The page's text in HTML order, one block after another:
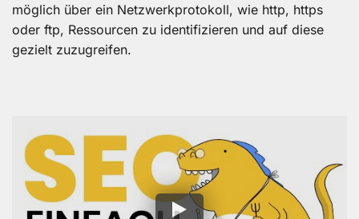
möglich über ein Netzwerkprotokoll, wie http, https
oder ftp, Ressourcen zu identifizieren und auf diese
gezielt zuzugreifen.